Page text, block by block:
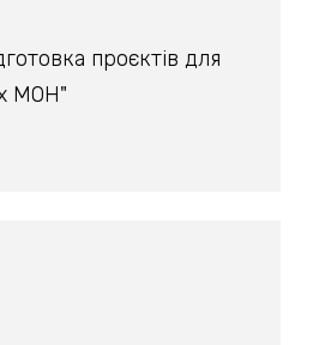
проєктів для
МОН"